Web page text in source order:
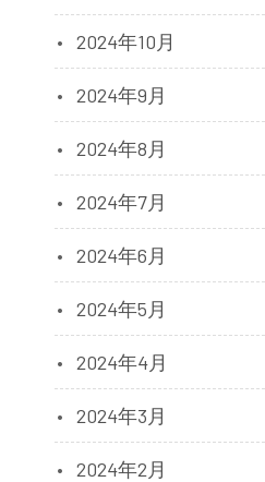
2024年10月
2024年9月
2024年8月
2024年7月
2024年6月
2024年5月
2024年4月
2024年3月
2024年2月